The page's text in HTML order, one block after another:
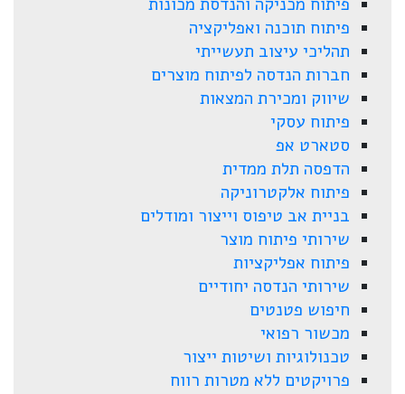
פיתוח מכניקה והנדסת מכונות
פיתוח תוכנה ואפליקציה
תהליכי עיצוב תעשייתי
חברות הנדסה לפיתוח מוצרים
שיווק ומכירת המצאות
פיתוח עסקי
סטארט אפ
הדפסה תלת ממדית
פיתוח אלקטרוניקה
בניית אב טיפוס וייצור ומודלים
שירותי פיתוח מוצר
פיתוח אפליקציות
שירותי הנדסה יחודיים
חיפוש פטנטים
מכשור רפואי
טכנולוגיות ושיטות ייצור
פרויקטים ללא מטרות רווח